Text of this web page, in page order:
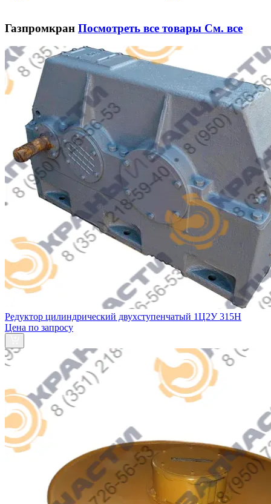
Газпромкран Посмотреть все товары См. все
Редуктор цилиндрический двухступенчатый 1Ц2У 315Н
Цена по запросу